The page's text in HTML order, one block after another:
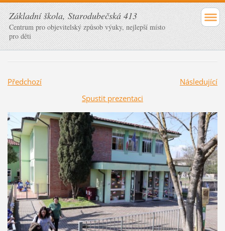
Základní škola, Starodubečská 413
Centrum pro objevitelský způsob výuky, nejlepší místo
pro děti
Předchozí
Následující
Spustit prezentaci